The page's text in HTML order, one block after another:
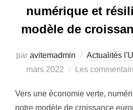
numérique et
modèle de
par avitemadmin Actualités
mars 2022
Les
Vers une économie verte,
notre modèle de croissance